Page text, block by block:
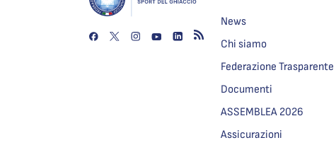
News
Chi siamo
Federazione Trasparente
Documenti
ASSEMBLEA 2026
Assicurazioni